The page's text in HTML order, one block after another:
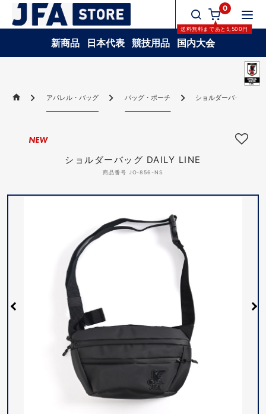
0
送料無料まであと 5,500円
新商品 日本代表 競技用品 国内大会
アパレル・バッグ バッグ・ポーチ ショルダーバッグ
ショルダーバッグ DAILY LINE
商品番号 JO-856-NS
NEW